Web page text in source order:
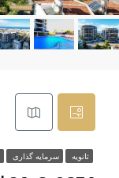
ثانویه سرمایه گذاری